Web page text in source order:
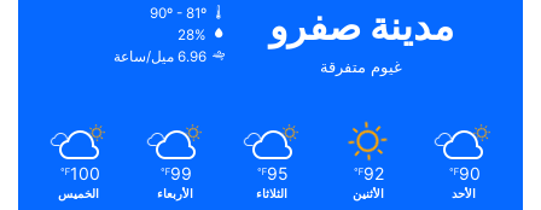
مدينة صفرو
غيوم متفرقة
90º - 81º
28%
6.96 ميل/ساعة
90
℉
الأحد
92
℉
الأثنين
95
℉
الثلاثاء
99
℉
الأربعاء
100
℉
الخميس